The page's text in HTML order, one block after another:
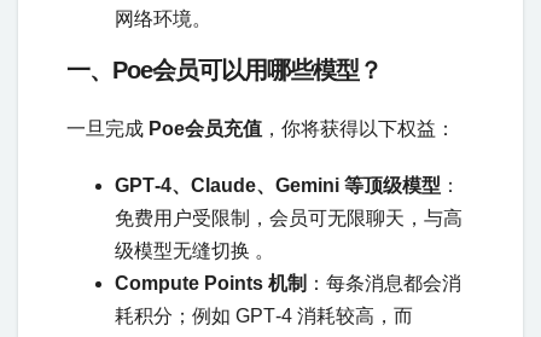
网络环境。
一、Poe会员可以用哪些模型？
一旦完成 Poe会员充值 ，你将获得以下权益：
GPT‑4、Claude、Gemini 等顶级模型 ：
免费用户受限制，会员可无限聊天，与高
级模型无缝切换 。
Compute Points 机制 ：每条消息都会消
耗积分；例如 GPT‑4 消耗较高，而